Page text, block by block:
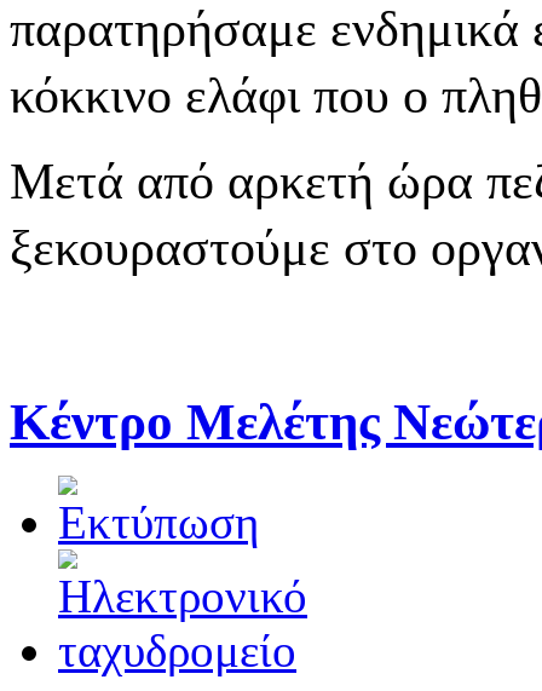
παρατηρήσαμε ενδημικά
κόκκινο ελάφι που ο
Μετά από αρκετή ώρα
ξεκουραστούμε στο
Κέντρο Μελέτης